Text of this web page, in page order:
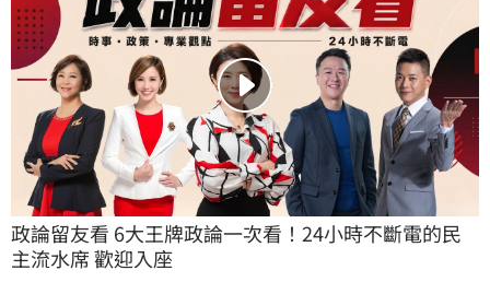
政論留友看 6大王牌政論一次看！24小時不斷電的民
主流水席 歡迎入座